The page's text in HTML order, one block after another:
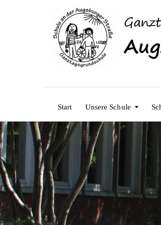
Start Unsere Schule